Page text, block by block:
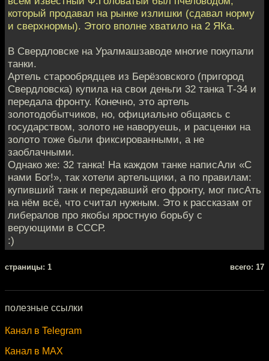
который продавал на рынке излишки (сдавал норму
и сверхнормы). Этого вполне хватило на 2 ЯКа.
В Свердловске на Уралмашзаводе многие покупали
танки.
Артель старообрядцев из Берёзовского (пригород
Свердловска) купила на свои деньги 32 танка Т-34 и
передала фронту. Конечно, это артель
золотодобытчиков, но, официально общаясь с
государством, золото не наворуешь, и расценки на
золото тоже были фиксированными, а не
заоблачными.
Однако же: 32 танка! На каждом танке написАли «С
нами Бог!», так хотели артельщики, а по правилам:
купивший танк и передавший его фронту, мог писАть
на нём всё, что считал нужным. Это к рассказам от
либералов про якобы яростную борьбу с
верующими в СССР.
:)
cтраницы: 1 всего: 17
полезные ссылки
Канал в Telegram
Канал в MAX